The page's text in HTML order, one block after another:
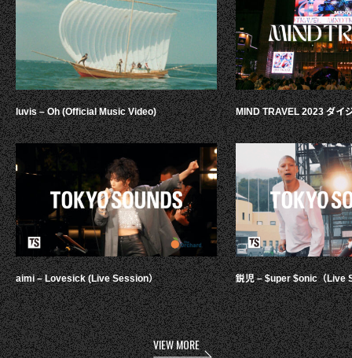
luvis – Oh (Official Music Video)
aimi – Lovesick (Live Session）
MIND TRAVEL 2023 ダイ
鋭児 – $uper $onic（Live
VIEW MORE